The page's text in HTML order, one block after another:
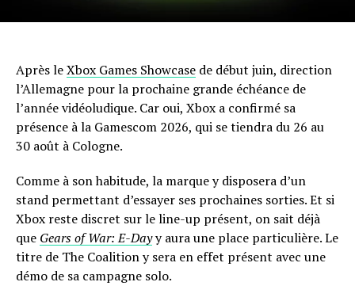
Après leXbox Games Showcase de début juin, direction
l’Allemagne pour la prochaine grande échéance de
l’année vidéoludique. Car oui, Xbox a confirmé sa
présence à la Gamescom 2026, qui se tiendra du 26 au
30 août à Cologne.
Comme à son habitude, la marque y disposera d’un
stand permettant d’essayer ses prochaines sorties. Et si
Xbox reste discret sur le line-up présent, on sait déjà
que Gears of War: E-Dayy aura une place particulière. Le
titre de The Coalition y sera en effet présent avec une
démo de sa campagne solo.